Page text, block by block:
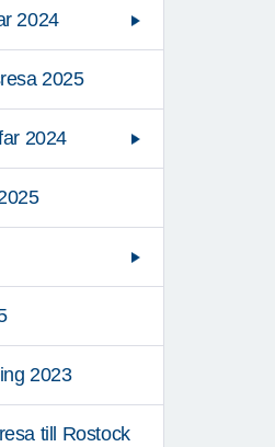
2024
2025
2024
2023
till Rostock